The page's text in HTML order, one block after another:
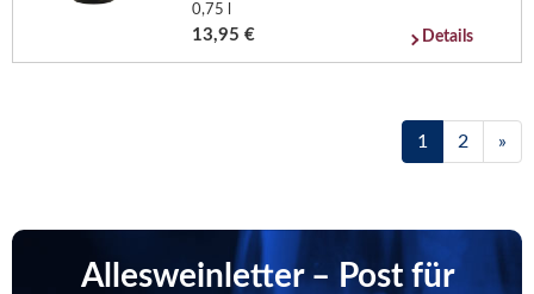
0,75 l
13,95 € Details
1 2 »
Allesweinletter – Post für